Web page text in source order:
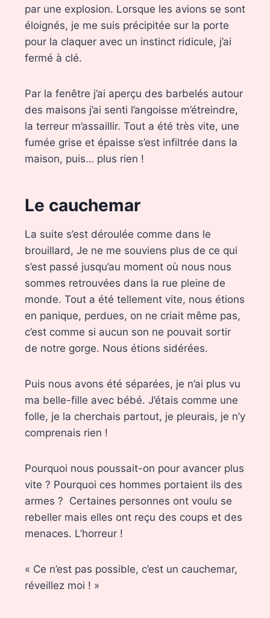
par une explosion. Lorsque les avions se sont
éloignés, je me suis précipitée sur la porte
pour la claquer avec un instinct ridicule, j’ai
fermé à clé.
Par la fenêtre j’ai aperçu des barbelés autour
des maisons j’ai senti l’angoisse m’étreindre,
la terreur m’assaillir. Tout a été très vite, une
fumée grise et épaisse s’est infiltrée dans la
maison, puis… plus rien !
Le cauchemar
La suite s’est déroulée comme dans le
brouillard, Je ne me souviens plus de ce qui
s’est passé jusqu’au moment où nous nous
sommes retrouvées dans la rue pleine de
monde. Tout a été tellement vite, nous étions
en panique, perdues, on ne criait même pas,
c’est comme si aucun son ne pouvait sortir
de notre gorge. Nous étions sidérées.
Puis nous avons été séparées, je n’ai plus vu
ma belle-fille avec bébé. J’étais comme une
folle, je la cherchais partout, je pleurais, je n’y
comprenais rien !
Pourquoi nous poussait-on pour avancer plus
vite ? Pourquoi ces hommes portaient ils des
armes ? Certaines personnes ont voulu se
rebeller mais elles ont reçu des coups et des
menaces. L’horreur !
« Ce n’est pas possible, c’est un cauchemar,
réveillez moi ! »